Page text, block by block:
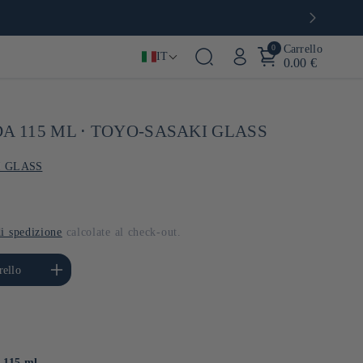
IT
0 Carrello
0.00 €
115 ML ⋅ TOYO-SASAKI GLASS
GLASS
spedizione calcolate al check-out.
quantità per Default
Title